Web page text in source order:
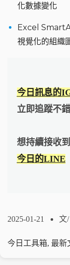
化數據變化
Excel
視覺化的組織
今日訊息的
立即追蹤不
想持續接收
今日的LINE
2025-01-21 文/
今日工具箱, 最新